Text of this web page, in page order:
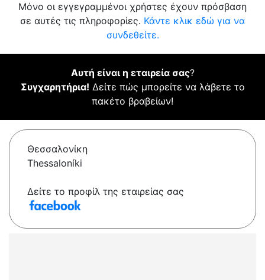
Μόνο οι εγγεγραμμένοι χρήστες έχουν πρόσβαση
σε αυτές τις πληροφορίες. Κάντε κλικ εδώ για να
συνδεθείτε.
Αυτή είναι η εταιρεία σας?
Συγχαρητήρια! Δείτε πώς μπορείτε να λάβετε το
πακέτο βραβείων!
Θεσσαλονίκη
Thessaloníki
Δείτε το προφίλ της εταιρείας σας